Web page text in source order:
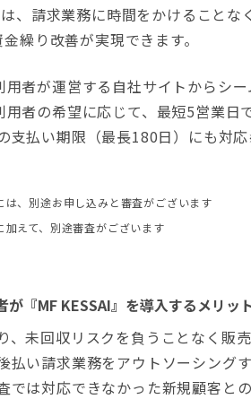
、請求業務に時間をかけること
繰り改善が実現できます。
用者が運営する自社サイトからシ
用者の希望に応じて、最短5営業日
支払い期限（最長180日）にも対応
、別途お申し込みと審査がございます
えて、別途審査がございます
『MF KESSAI』を導入するメリッ
、未回収リスクを負うことなく販
払い請求業務をアウトソーシング
では対応できなかった新規顧客と